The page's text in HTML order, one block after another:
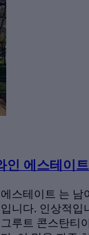
인 에스테이트
스테이트 는 남
니다. 인상적입
루트 콘스탄티